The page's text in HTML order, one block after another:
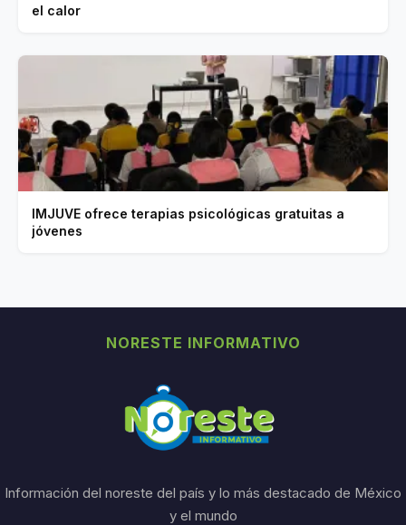
el calor
IMJUVE ofrece terapias psicológicas gratuitas a
jóvenes
NORESTE INFORMATIVO
Información del noreste del país y lo más destacado de México
y el mundo